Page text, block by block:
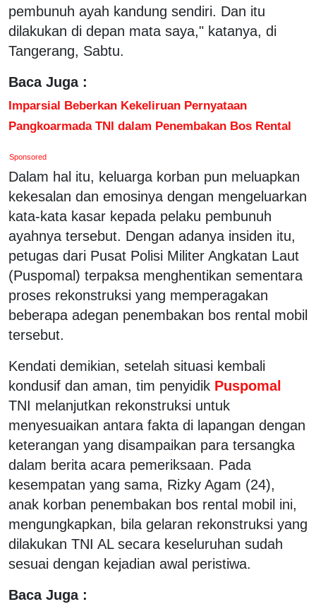
pembunuh ayah kandung sendiri. Dan itu
dilakukan di depan mata saya," katanya, di
Tangerang, Sabtu.
Baca Juga :
Imparsial Beberkan Kekeliruan Pernyataan
Pangkoarmada TNI dalam Penembakan Bos Rental
Sponsored
Dalam hal itu, keluarga korban pun meluapkan
kekesalan dan emosinya dengan mengeluarkan
kata-kata kasar kepada pelaku pembunuh
ayahnya tersebut. Dengan adanya insiden itu,
petugas dari Pusat Polisi Militer Angkatan Laut
(Puspomal) terpaksa menghentikan sementara
proses rekonstruksi yang memperagakan
beberapa adegan penembakan bos rental mobil
tersebut.
Kendati demikian, setelah situasi kembali
kondusif dan aman, tim penyidik Puspomal
TNI melanjutkan rekonstruksi untuk
menyesuaikan antara fakta di lapangan dengan
keterangan yang disampaikan para tersangka
dalam berita acara pemeriksaan. Pada
kesempatan yang sama, Rizky Agam (24),
anak korban penembakan bos rental mobil ini,
mengungkapkan, bila gelaran rekonstruksi yang
dilakukan TNI AL secara keseluruhan sudah
sesuai dengan kejadian awal peristiwa.
Baca Juga :